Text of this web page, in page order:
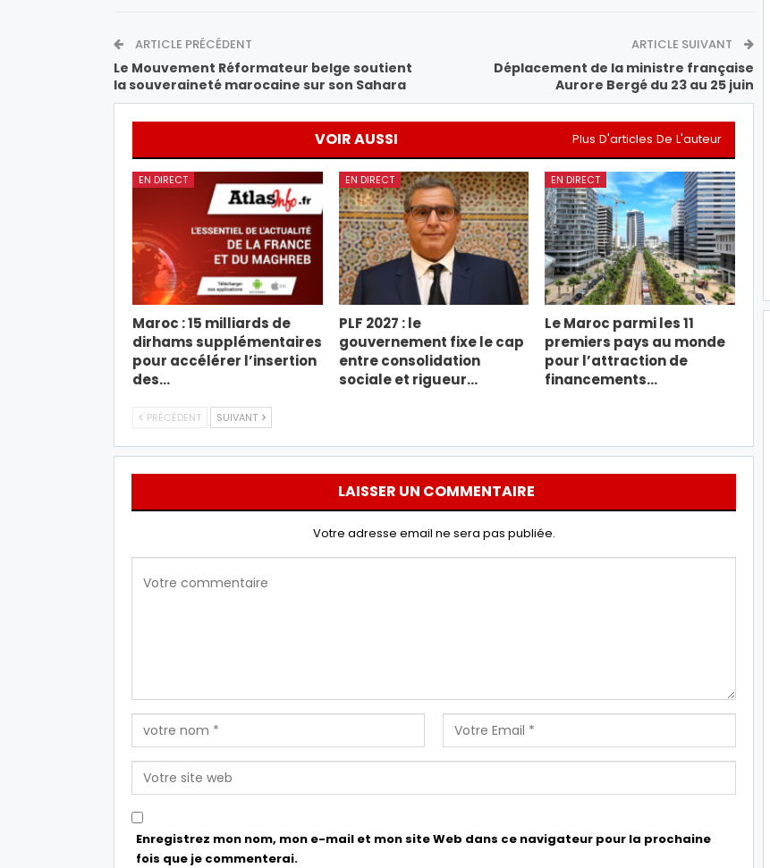
ARTICLE PRÉCÉDENT
Le Mouvement Réformateur belge soutient
la souveraineté marocaine sur son Sahara
ARTICLE SUIVANT
Déplacement de la ministre française
Aurore Bergé du 23 au 25 juin
VOIR AUSSI Plus D'articles De L'auteur
EN DIRECT
Maroc : 15 milliards de
dirhams supplémentaires
pour accélérer l’insertion
des…
EN DIRECT
PLF 2027 : le
gouvernement fixe le cap
entre consolidation
sociale et rigueur…
EN DIRECT
Le Maroc parmi les 11
premiers pays au monde
pour l’attraction de
financements…
PRÉCÉDENT SUIVANT
LAISSER UN COMMENTAIRE
Votre adresse email ne sera pas publiée.
Enregistrez mon nom, mon e-mail et mon site Web dans ce navigateur pour la prochaine
fois que je commenterai.